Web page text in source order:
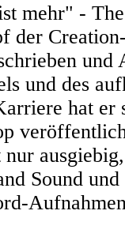
mehr" -
der
und des
hat
Sound